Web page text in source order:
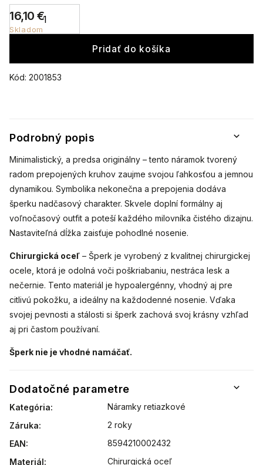
Kód: 2001853
16,10 €
Skladom
Pridať do košíka
Podrobný popis
Minimalistický, a predsa originálny – tento náramok tvorený
radom prepojených kruhov zaujme svojou ľahkosťou a jemnou
dynamikou. Symbolika nekonečna a prepojenia dodáva
šperku nadčasový charakter. Skvele doplní formálny aj
voľnočasový outfit a poteší každého milovníka čistého dizajnu.
Nastaviteľná dĺžka zaisťuje pohodlné nosenie.
Chirurgická oceľ – Šperk je vyrobený z kvalitnej chirurgickej
ocele, ktorá je odolná voči poškriabaniu, nestráca lesk a
nečernie. Tento materiál je hypoalergénny, vhodný aj pre
citlivú pokožku, a ideálny na každodenné nosenie. Vďaka
svojej pevnosti a stálosti si šperk zachová svoj krásny vzhľad
aj pri častom používaní.
Šperk nie je vhodné namáčať.
Dodatočné parametre
Kategória:
Náramky retiazkové
Záruka:
2 roky
EAN:
8594210002432
Materiál: Chirurgická oceľ